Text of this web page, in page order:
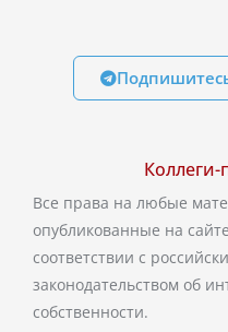
Коллеги-
Все права на любые
опубликованные на
соответствии с
законодательством об
собственности.